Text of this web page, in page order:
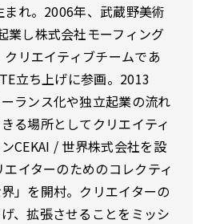
れ。2006年、武蔵野美術
業し株式会社モーフィング
リエイティブチームであ
立ち上げに参画。2013
ランス化や独立起業の流れ
る場所としてクリエイティ
CEKAI / 世界株式会社を設
イターのためのコレクティ
」を開村。クリエイターの
、拡張させることをミッシ